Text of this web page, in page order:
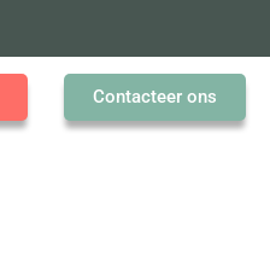
Contacteer ons